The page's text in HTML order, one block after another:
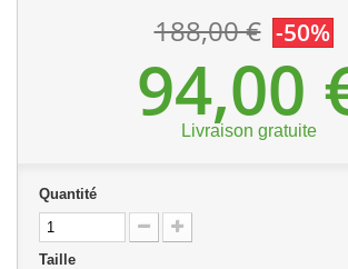
188,00 € -50%
94,00
Livraison gratuite
Quantité
Taille